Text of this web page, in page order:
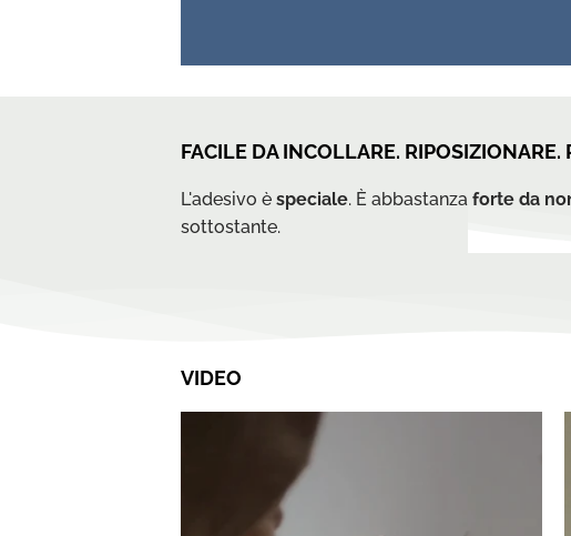
FACILE DA INCOLLARE. RIPOSIZIONARE.
L'adesivo è speciale. È abbastanza forte da
sottostante.
VIDEO